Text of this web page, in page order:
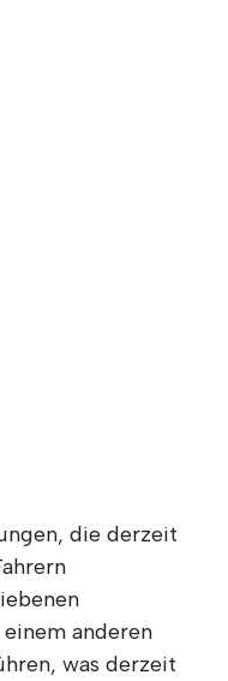
die derzeit
anderen
was derzeit